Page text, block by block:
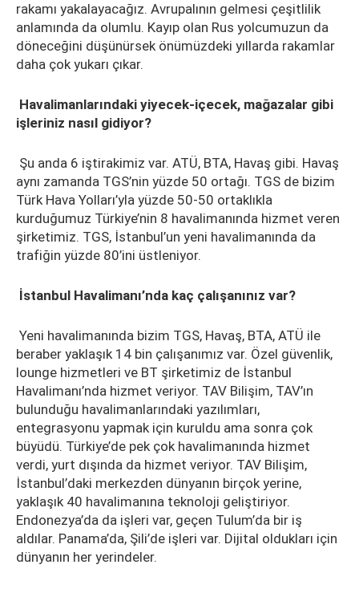
rakamı yakalayacağız. Avrupalının gelmesi çeşitlilik
anlamında da olumlu. Kayıp olan Rus yolcumuzun da
döneceğini düşünürsek önümüzdeki yıllarda rakamlar
daha çok yukarı çıkar.
Havalimanlarındaki yiyecek-içecek, mağazalar gibi
işleriniz nasıl gidiyor?
Şu anda 6 iştirakimiz var. ATÜ, BTA, Havaş gibi. Havaş
aynı zamanda TGS’nin yüzde 50 ortağı. TGS de bizim
Türk Hava Yolları’yla yüzde 50-50 ortaklıkla
kurduğumuz Türkiye’nin 8 havalimanında hizmet veren
şirketimiz. TGS, İstanbul’un yeni havalimanında da
trafiğin yüzde 80’ini üstleniyor.
İstanbul Havalimanı’nda kaç çalışanınız var?
Yeni havalimanında bizim TGS, Havaş, BTA, ATÜ ile
beraber yaklaşık 14 bin çalışanımız var. Özel güvenlik,
lounge hizmetleri ve BT şirketimiz de İstanbul
Havalimanı’nda hizmet veriyor. TAV Bilişim, TAV’ın
bulunduğu havalimanlarındaki yazılımları,
entegrasyonu yapmak için kuruldu ama sonra çok
büyüdü. Türkiye’de pek çok havalimanında hizmet
verdi, yurt dışında da hizmet veriyor. TAV Bilişim,
İstanbul’daki merkezden dünyanın birçok yerine,
yaklaşık 40 havalimanına teknoloji geliştiriyor.
Endonezya’da da işleri var, geçen Tulum’da bir iş
aldılar. Panama’da, Şili’de işleri var. Dijital oldukları için
dünyanın her yerindeler.